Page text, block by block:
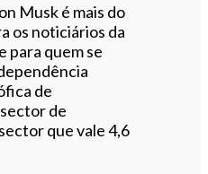
Musk é mais do
os noticiários da
para quem se
de
de
que vale 4,6